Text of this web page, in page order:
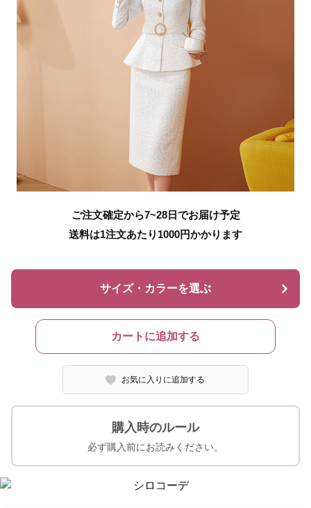
ご注文確定から7~28日でお届け予定
送料は1注文あたり 1000円かかります
サイズ・カラーを選ぶ
カートに追加する
お気に入りに追加する
購入時のルール
必ず購入前にお読みください。